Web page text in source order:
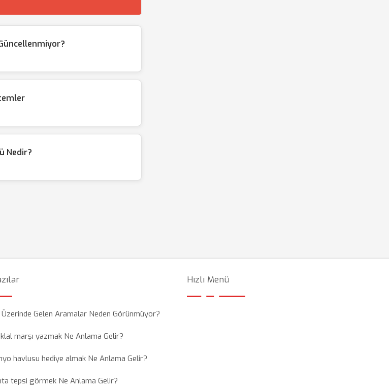
Nedir?
Üzerinde Gelen Aramalar Neden Görünmüyor?
marşı yazmak Ne Anlama Gelir?
havlusu hediye almak Ne Anlama Gelir?
tepsi görmek Ne Anlama Gelir?
Hızlı Menü